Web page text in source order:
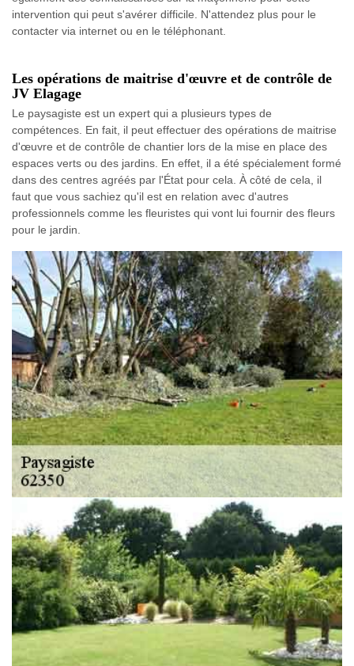
intervention qui peut s'avérer difficile. N'attendez plus pour le
contacter via internet ou en le téléphonant.
Les opérations de maitrise d'œuvre et de contrôle de
JV Elagage
Le paysagiste est un expert qui a plusieurs types de
compétences. En fait, il peut effectuer des opérations de maitrise
d'œuvre et de contrôle de chantier lors de la mise en place des
espaces verts ou des jardins. En effet, il a été spécialement formé
dans des centres agréés par l'État pour cela. À côté de cela, il
faut que vous sachiez qu'il est en relation avec d'autres
professionnels comme les fleuristes qui vont lui fournir des fleurs
pour le jardin.